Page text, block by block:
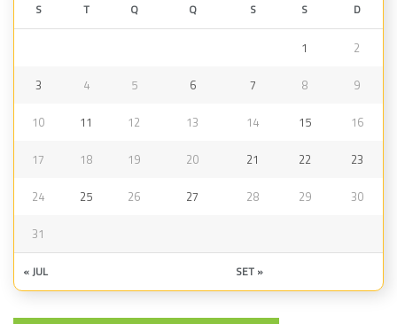
S T Q Q S S D
1 2
3 4 5 6 7 8 9
10 11 12 13 14 15 16
17 18 19 20 21 22 23
24 25 26 27 28 29 30
31
« JUL SET »